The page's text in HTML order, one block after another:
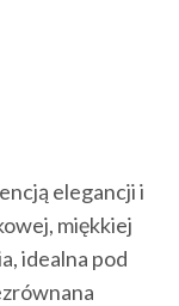
elegancji i
miękkiej
idealna pod